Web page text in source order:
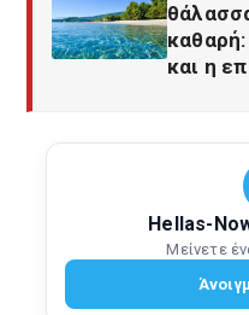
και η
Hellas-
Μείνετε